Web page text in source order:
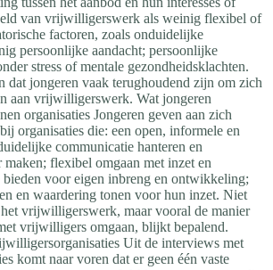
van vrijwilligerswerk als weinig flexibel of
factoren, zoals onduidelijke
persoonlijke aandacht; persoonlijke
stress of mentale gezondheidsklachten.
dat jongeren vaak terughoudend zijn om zich
aan vrijwilligerswerk. Wat jongeren
organisaties Jongeren geven aan zich
organisaties die: een open, informele en
communicatie hanteren en
flexibel omgaan met inzet en
voor eigen inbreng en ontwikkeling;
en waardering tonen voor hun inzet. Niet
vrijwilligerswerk, maar vooral de manier
vrijwilligers omgaan, blijkt bepalend.
Uit de interviews met
komt naar voren dat er geen één vaste